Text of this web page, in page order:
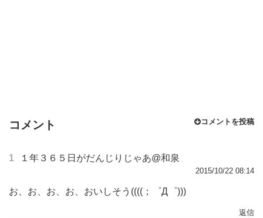
コメント コメントを投稿
1 １年３６５日がだんじりじゃあ@和泉
2015/10/22 08:14
お、お、お、お、おいしそう((((；゜Д゜)))
返信